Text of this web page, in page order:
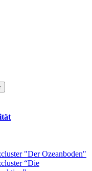
"Der Ozeanboden"
“Die